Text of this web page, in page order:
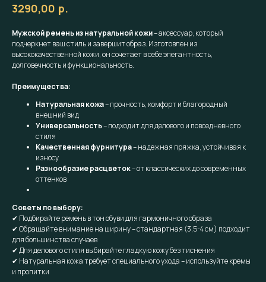
3290,00 р.
Мужской ремень из натуральной кожи– аксессуар, который
подчеркнет ваш стиль и завершит образ. Изготовлен из
высококачественной кожи, он сочетает в себе элегантность,
долговечность и функциональность.
Преимущества:
Натуральная кожа– прочность, комфорт и благородный
внешний вид
Универсальность– подходит для делового и повседневного
стиля
Качественная фурнитура– надежная пряжка, устойчивая к
износу
Разнообразие расцветок– от классических до современных
оттенков
Советы по выбору:
✔ Подбирайте ремень в тон обуви для гармоничного образа
✔ Обращайте внимание на ширину – стандартная (3,5-4 см) подходит
для большинства случаев
✔ Для делового стиля выбирайте гладкую кожу без тиснения
✔ Натуральная кожа требует специального ухода – используйте кремы
и пропитки